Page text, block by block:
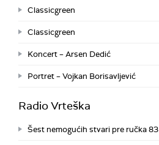
Classicgreen
Classicgreen
Koncert – Arsen Dedić
Portret – Vojkan Borisavljević
Radio Vrteška
Šest nemogućih stvari pre ručka 83